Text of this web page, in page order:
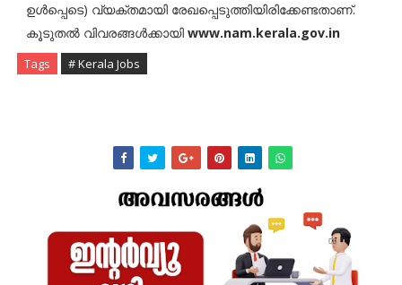
ഉൾപ്പെടെ) വ്യക്തമായി രേഖപ്പെടുത്തിയിരിക്കേണ്ടതാണ്.
കൂടുതൽ വിവരങ്ങൾക്കായി www.nam.kerala.gov.in
Tags # Kerala Jobs